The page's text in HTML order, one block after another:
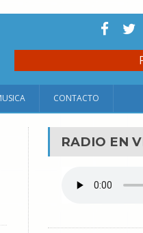
CONTACTO
RADIO EN